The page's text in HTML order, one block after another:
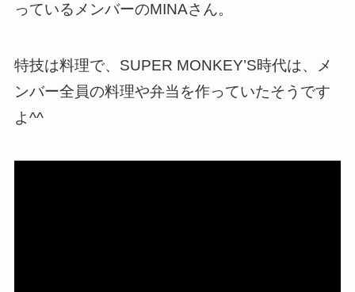
っているメンバーのMINAさん。
特技は料理で、SUPER MONKEY’S時代は、メ
ンバー全員の料理や弁当を作っていたそうです
よ^^